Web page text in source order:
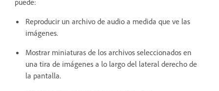
Reproducir un archivo de audio a medida que ve las
imágenes.
Mostrar miniaturas de los archivos seleccionados en
una tira de imágenes a lo largo del lateral derecho de
la pantalla.